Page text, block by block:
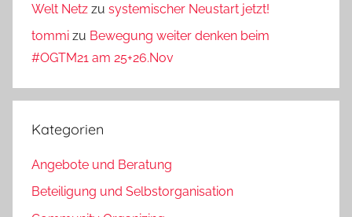
Welt Netz zu systemischer Neustart jetzt!
tommi zu Bewegung weiter denken beim
#OGTM21 am 25+26.Nov
Kategorien
Angebote und Beratung
Beteiligung und Selbstorganisation